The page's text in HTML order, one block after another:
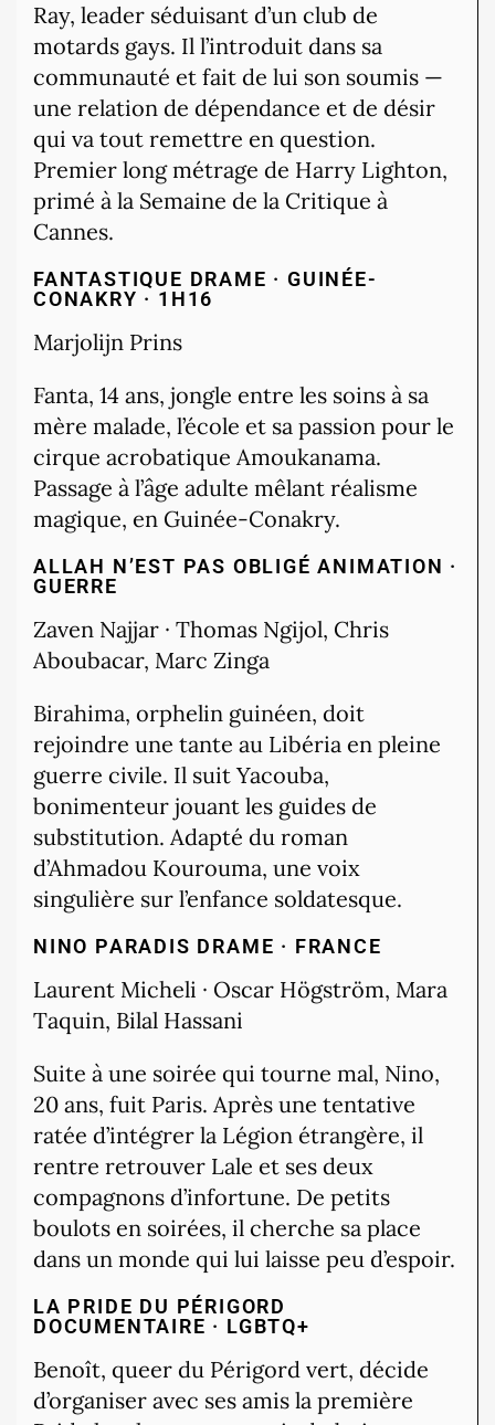
Ray, leader séduisant d’un club de
motards gays. Il l’introduit dans sa
communauté et fait de lui son soumis —
une relation de dépendance et de désir
qui va tout remettre en question.
Premier long métrage de Harry Lighton,
primé à la Semaine de la Critique à
Cannes.
FANTASTIQUE DRAME · GUINÉE-
CONAKRY · 1H16
Marjolijn Prins
Fanta, 14 ans, jongle entre les soins à sa
mère malade, l’école et sa passion pour le
cirque acrobatique Amoukanama.
Passage à l’âge adulte mêlant réalisme
magique, en Guinée-Conakry.
ALLAH N’EST PAS OBLIGÉANIMATION ·
GUERRE
Zaven Najjar · Thomas Ngijol, Chris
Aboubacar, Marc Zinga
Birahima, orphelin guinéen, doit
rejoindre une tante au Libéria en pleine
guerre civile. Il suit Yacouba,
bonimenteur jouant les guides de
substitution. Adapté du roman
d’Ahmadou Kourouma, une voix
singulière sur l’enfance soldatesque.
NINO PARADIS DRAME · FRANCE
Laurent Micheli · Oscar Högström, Mara
Taquin, Bilal Hassani
Suite à une soirée qui tourne mal, Nino,
20 ans, fuit Paris. Après une tentative
ratée d’intégrer la Légion étrangère, il
rentre retrouver Lale et ses deux
compagnons d’infortune. De petits
boulots en soirées, il cherche sa place
dans un monde qui lui laisse peu d’espoir.
LA PRIDE DU PÉRIGORD
DOCUMENTAIRE · LGBTQ+
Benoît, queer du Périgord vert, décide
d’organiser avec ses amis la première